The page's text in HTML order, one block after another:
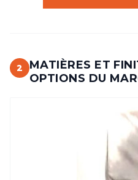
2
MATIÈRES ET
OPTIONS DU